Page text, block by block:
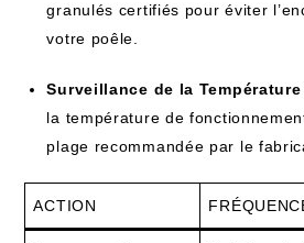
granulés certifiés pour éviter
votre poêle.
Surveillance de la Température
la température de
plage recommandée par le
ACTION